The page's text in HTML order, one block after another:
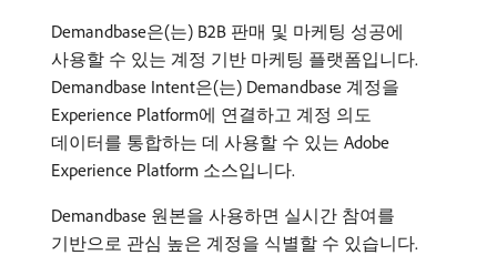
Demandbase은(는) B2B 판매 및 마케팅 성공에
사용할 수 있는 계정 기반 마케팅 플랫폼입니다.
Demandbase Intent은(는) Demandbase 계정을
Experience Platform에 연결하고 계정 의도
데이터를 통합하는 데 사용할 수 있는 Adobe
Experience Platform 소스입니다.
Demandbase 원본을 사용하면 실시간 참여를
기반으로 관심 높은 계정을 식별할 수 있습니다.